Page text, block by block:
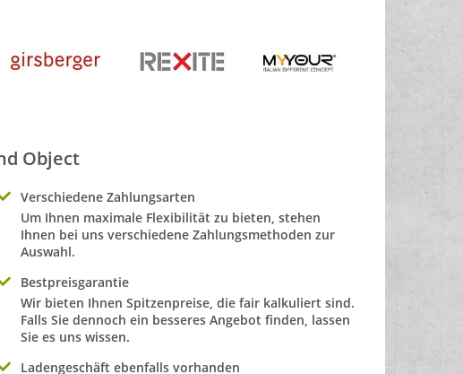
Object
Verschiedene Zahlungsarten
Um Ihnen maximale Flexibilität zu bieten, stehen
Ihnen bei uns verschiedene Zahlungsmethoden zur
Auswahl.
Bestpreisgarantie
Wir bieten Ihnen Spitzenpreise, die fair kalkuliert sind.
Falls Sie dennoch ein besseres Angebot finden, lassen
Sie es uns wissen.
Ladengeschäft ebenfalls vorhanden